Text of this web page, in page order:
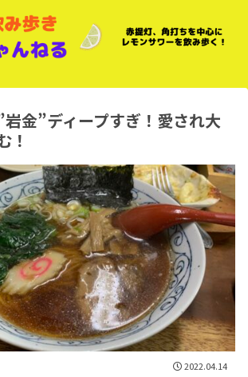
岩金”ディープすぎ！愛され大
！
2022.04.14